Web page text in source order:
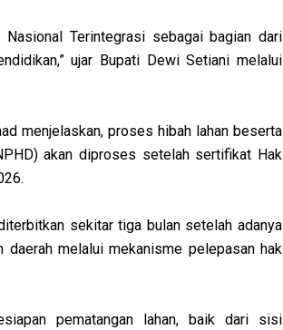
Nasional Terintegrasi sebagai bagian dari
ujar Bupati Dewi Setiani melalui
menjelaskan, proses hibah lahan beserta
akan diproses setelah sertifikat Hak
sekitar tiga bulan setelah adanya
daerah melalui mekanisme pelepasan hak
pematangan lahan, baik dari sisi